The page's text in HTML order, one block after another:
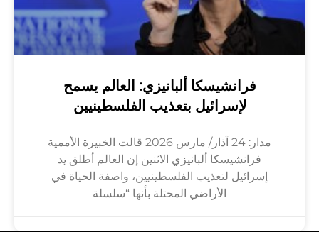
فرانشيسكا ألبانيزي: العالم يسمح
لإسرائيل بتعذيب الفلسطينيين
مدار: 24 آذار/ مارس 2026 قالت الخبيرة الأممية
فرانشيسكا ألبانيزي الاثنين إن العالم أطلق يد
إسرائيل لتعذيب الفلسطينيين، واصفة الحياة في
الأراضي المحتلة بأنها “سلسلة